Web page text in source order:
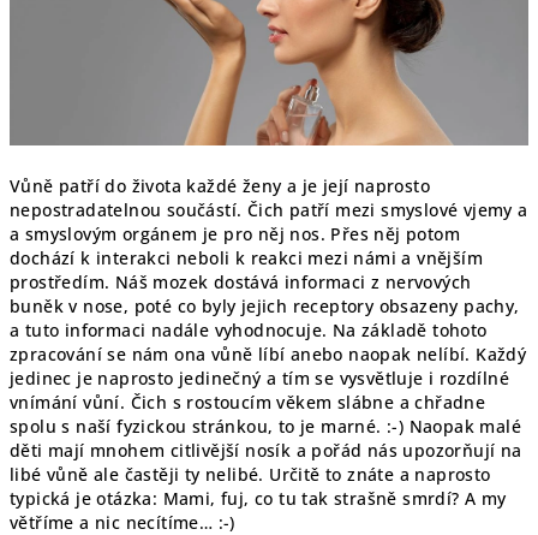
Vůně patří do života každé ženy a je její naprosto
nepostradatelnou součástí. Čich patří mezi smyslové vjemy a
a smyslovým orgánem je pro něj nos. Přes něj potom
dochází k interakci neboli k reakci mezi námi a vnějším
prostředím. Náš mozek dostává informaci z nervových
buněk v nose, poté co byly jejich receptory obsazeny pachy,
a tuto informaci nadále vyhodnocuje. Na základě tohoto
zpracování se nám ona vůně líbí anebo naopak nelíbí. Každý
jedinec je naprosto jedinečný a tím se vysvětluje i rozdílné
vnímání vůní. Čich s rostoucím věkem slábne a chřadne
spolu s naší fyzickou stránkou, to je marné. :-) Naopak malé
děti mají mnohem citlivější nosík a pořád nás upozorňují na
libé vůně ale častěji ty nelibé. Určitě to znáte a naprosto
typická je otázka: Mami, fuj, co tu tak strašně smrdí? A my
větříme a nic necítíme… :-)